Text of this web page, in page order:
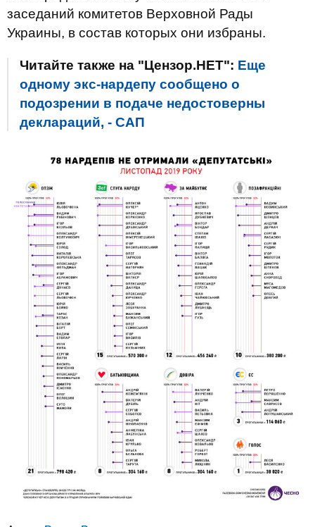
заседаний комитетов Верховной Рады
Украины, в состав которых они избраны.
Читайте также на "Цензор.НЕТ": Еще
одному экс-нардепу сообщено о
подозрении в подаче недостоверны
деклараций, - САП